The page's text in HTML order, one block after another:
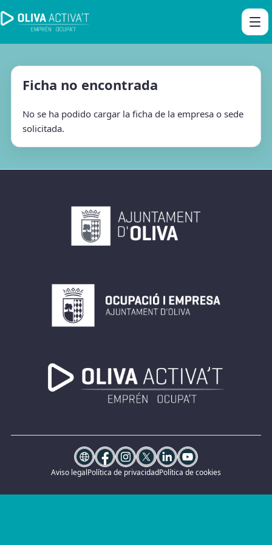
Ficha no encontrada
No se ha podido cargar la ficha de la empresa o sede
solicitada.
Aviso legalPolítica de privacidadPolítica de cookies